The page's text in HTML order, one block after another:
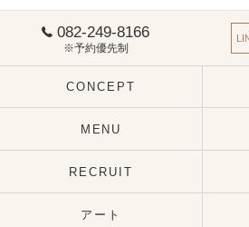
082-249-8166
※予約優先制
CONCEPT
MENU
RECRUIT
アート